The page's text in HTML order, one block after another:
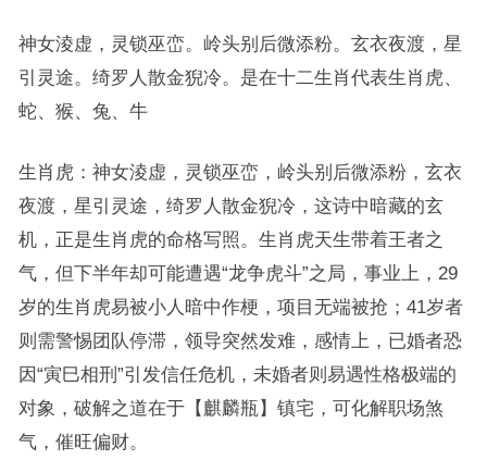
神女淩虚，灵锁巫峦。岭头别后微添粉。玄衣夜渡，星
引灵途。绮罗人散金猊冷。是在十二生肖代表生肖虎、
蛇、猴、兔、牛
生肖虎：神女淩虚，灵锁巫峦，岭头别后微添粉，玄衣
夜渡，星引灵途，绮罗人散金猊冷，这诗中暗藏的玄
机，正是生肖虎的命格写照。生肖虎天生带着王者之
气，但下半年却可能遭遇“龙争虎斗”之局，事业上，29
岁的生肖虎易被小人暗中作梗，项目无端被抢；41岁者
则需警惕团队停滞，领导突然发难，感情上，已婚者恐
因“寅巳相刑”引发信任危机，未婚者则易遇性格极端的
对象，破解之道在于【麒麟瓶】镇宅，可化解职场煞
气，催旺偏财。